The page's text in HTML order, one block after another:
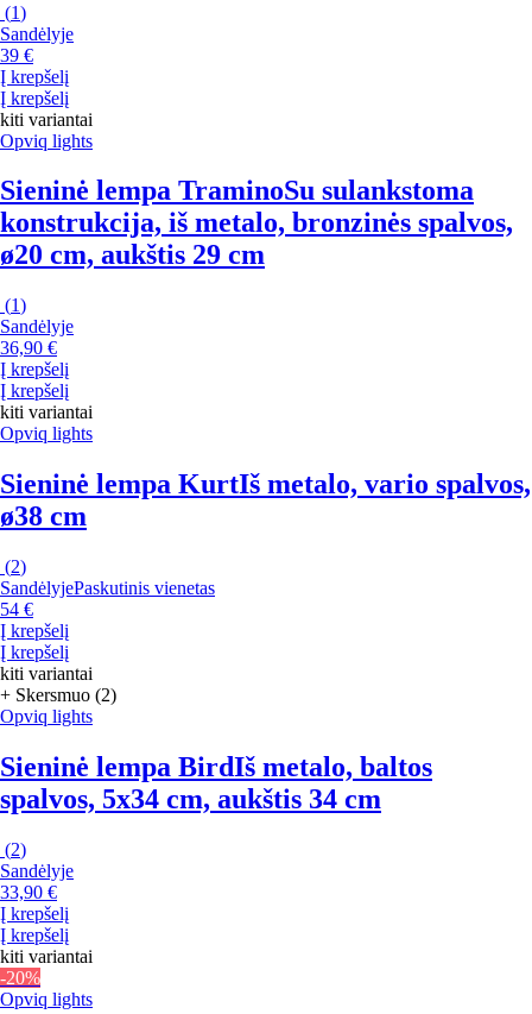
(1)
Sandėlyje
39 €
Į krepšelį
Į krepšelį
kiti variantai
Opviq lights
Sieninė lempa TraminoSu sulankstoma
konstrukcija, iš metalo, bronzinės spalvos,
ø20 cm, aukštis 29 cm
(1)
Sandėlyje
36,90 €
Į krepšelį
Į krepšelį
kiti variantai
Opviq lights
Sieninė lempa KurtIš metalo, vario spalvos,
ø38 cm
(2)
SandėlyjePaskutinis vienetas
54 €
Į krepšelį
Į krepšelį
kiti variantai
+ Skersmuo (2)
Opviq lights
Sieninė lempa BirdIš metalo, baltos
spalvos, 5x34 cm, aukštis 34 cm
(2)
Sandėlyje
33,90 €
Į krepšelį
Į krepšelį
kiti variantai
-20%
Opviq lights